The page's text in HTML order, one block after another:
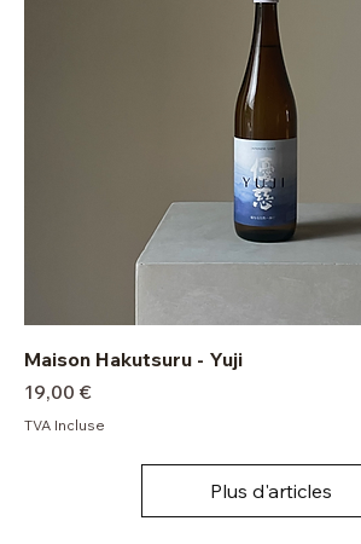
Maison Hakutsuru - Yuji
Prix
19,00 €
TVA Incluse
Plus d'articles